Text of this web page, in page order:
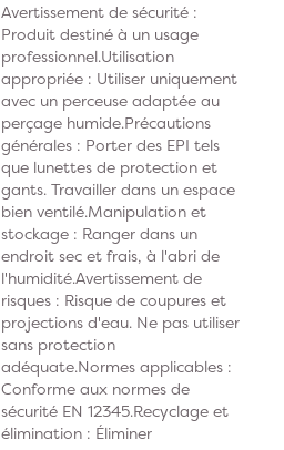
Avertissement de sécurité :
Produit destiné à un usage
professionnel.Utilisation
appropriée : Utiliser uniquement
avec un perceuse adaptée au
perçage humide.Précautions
générales : Porter des EPI tels
que lunettes de protection et
gants. Travailler dans un espace
bien ventilé.Manipulation et
stockage : Ranger dans un
endroit sec et frais, à l'abri de
l'humidité.Avertissement de
risques : Risque de coupures et
projections d'eau. Ne pas utiliser
sans protection
adéquate.Normes applicables :
Conforme aux normes de
sécurité EN 12345.Recyclage et
élimination : Éliminer